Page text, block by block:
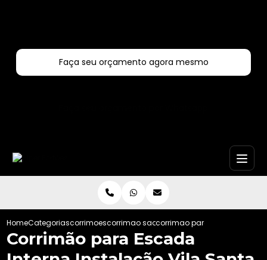
Faça seu orçamento agora mesmo
HomeCategoriascorrimoescorrimao sao paulocorrimao para escada
Corrimão para Escada